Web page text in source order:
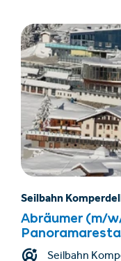
Seilbahn
Abräumer (m/
Seilbahn